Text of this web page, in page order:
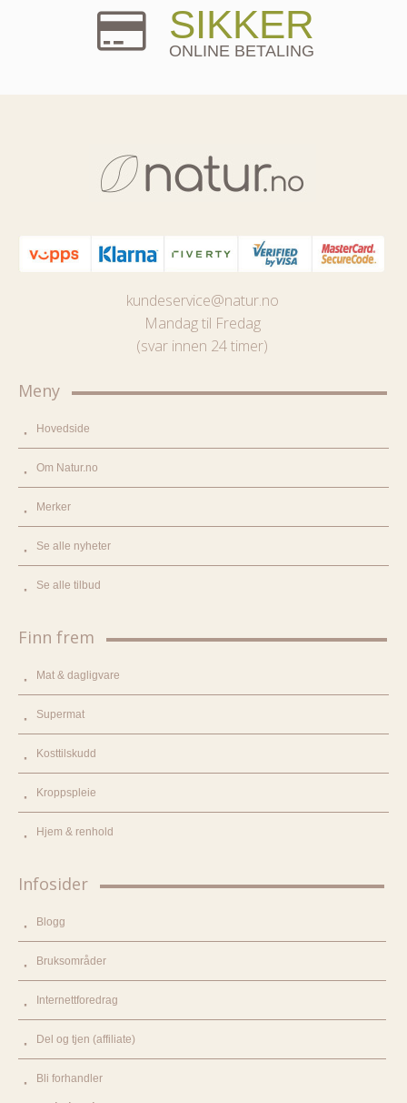
SIKKER
ONLINE BETALING
kundeservice@natur.no
Mandag til Fredag
(svar innen 24 timer)
Meny
Hovedside
Om Natur.no
Merker
Se alle nyheter
Se alle tilbud
Finn frem
Mat & dagligvare
Supermat
Kosttilskudd
Kroppspleie
Hjem & renhold
Infosider
Blogg
Bruksområder
Internettforedrag
Del og tjen (affiliate)
Bli forhandler